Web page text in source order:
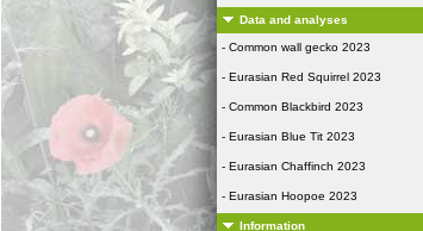
Data and analyses
- Common wall gecko 2023
- Eurasian Red Squirrel 2023
- Common Blackbird 2023
- Eurasian Blue Tit 2023
- Eurasian Chaffinch 2023
- Eurasian Hoopoe 2023
Information